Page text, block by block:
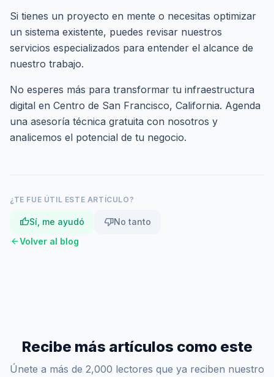
Si tienes un proyecto en mente o necesitas optimizar
un sistema existente, puedes revisar nuestros
servicios especializados para entender el alcance de
nuestro trabajo.
No esperes más para transformar tu infraestructura
digital en Centro de San Francisco, California. Agenda
una asesoría técnica gratuita con nosotros y
analicemos el potencial de tu negocio.
¿TE FUE ÚTIL ESTE ARTÍCULO?
thumb_upSí, me ayudó thumb_downNo tanto
arrow_backVolver al blog
Recibe más artículos como este
Únete a más de 2,000 lectores que ya reciben nuestro